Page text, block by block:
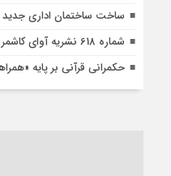
ساخت ساختمان اداری جدید
شماره 618 نشریه آوای کاشمر
حکمرانی قرآنی بر پایه